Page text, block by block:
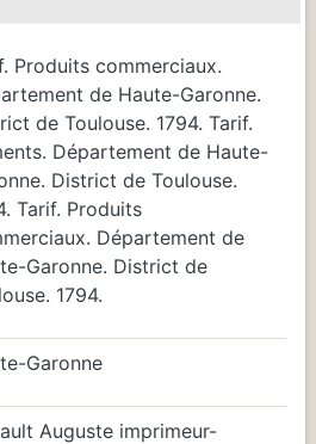
Produits commerciaux.
de Haute-Garonne.
de Toulouse. 1794. Tarif.
Département de Haute-
District de Toulouse.
Tarif. Produits
Département de
Garonne. District de
1794.
Garonne
Auguste imprimeur-